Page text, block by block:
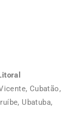
Cubatão,
Ubatuba,